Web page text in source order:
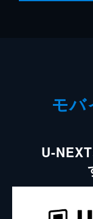
モ
U-